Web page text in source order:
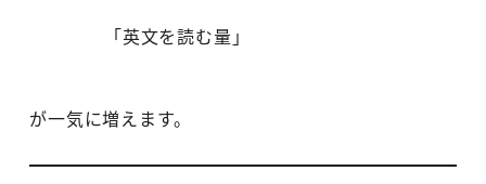
「英文を読む量」
が一気に増えます。